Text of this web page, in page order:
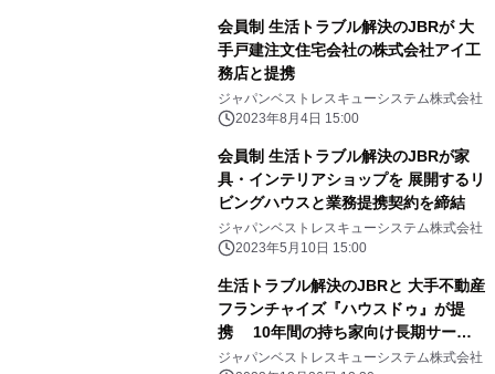
会員制 生活トラブル解決のJBRが 大
手戸建注文住宅会社の株式会社アイ工
務店と提携
ジャパンベストレスキューシステム株式会社
2023年8月4日 15:00
会員制 生活トラブル解決のJBRが家
具・インテリアショップを 展開するリ
ビングハウスと業務提携契約を締結
ジャパンベストレスキューシステム株式会社
2023年5月10日 15:00
生活トラブル解決のJBRと 大手不動産
フランチャイズ『ハウスドゥ』が提
携 10年間の持ち家向け長期サービ
スを12/26より開始
ジャパンベストレスキューシステム株式会社